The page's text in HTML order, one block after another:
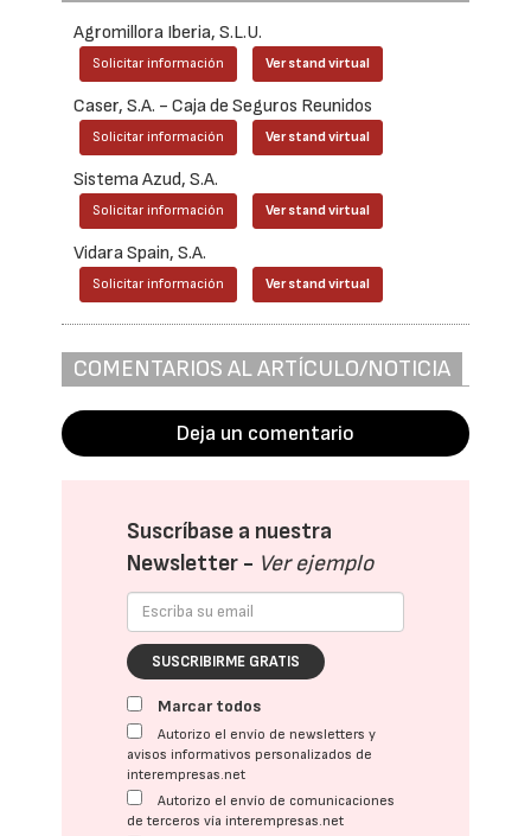
Agromillora Iberia, S.L.U.
Solicitar información Ver stand virtual
Caser, S.A. - Caja de Seguros Reunidos
Solicitar información Ver stand virtual
Sistema Azud, S.A.
Solicitar información Ver stand virtual
Vidara Spain, S.A.
Solicitar información Ver stand virtual
COMENTARIOS AL ARTÍCULO/NOTICIA
Deja un comentario
Suscríbase a nuestra
Newsletter - Ver ejemplo
SUSCRIBIRME GRATIS
Marcar todos
Autorizo el envío de newsletters y
avisos informativos personalizados de
interempresas.net
Autorizo el envío de comunicaciones
de terceros vía interempresas.net